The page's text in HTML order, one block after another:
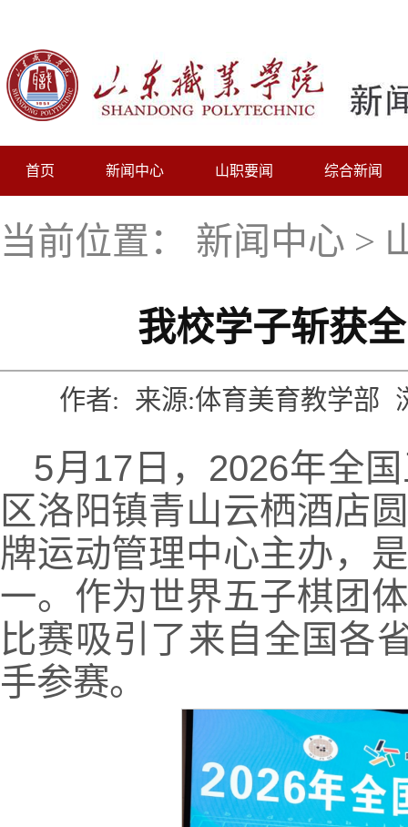
首页 新闻中心 山职要闻 综合新闻
当前位置： 新闻中心 >
我校学子斩获
作者: 来源:体育美育教学部
5月17日，2026年全
区洛阳镇青山云栖酒店
牌运动管理中心主办，
一。作为世界五子棋团
比赛吸引了来自全国各
手参赛。